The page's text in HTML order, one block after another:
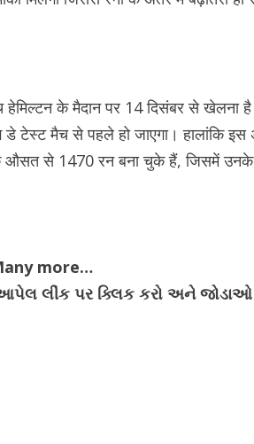
हेमिल्टन के मैदान पर 14 दिसंबर से
डे टेस्ट मैच से पहले हो जाएगा। हालांकि
से 1470 रन बना चुके हैं, जिसमें उनके
more…
લીંક પર ક્લિક કરો અને